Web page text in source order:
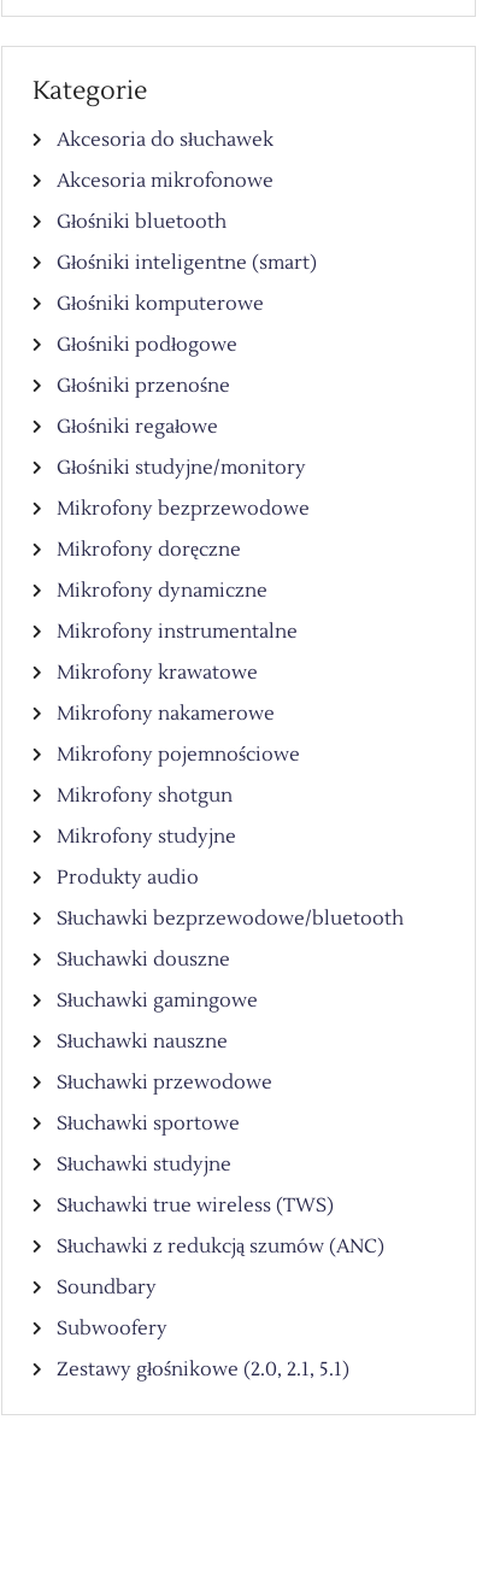
Kategorie
Akcesoria do słuchawek
Akcesoria mikrofonowe
Głośniki bluetooth
Głośniki inteligentne (smart)
Głośniki komputerowe
Głośniki podłogowe
Głośniki przenośne
Głośniki regałowe
Głośniki studyjne/monitory
Mikrofony bezprzewodowe
Mikrofony doręczne
Mikrofony dynamiczne
Mikrofony instrumentalne
Mikrofony krawatowe
Mikrofony nakamerowe
Mikrofony pojemnościowe
Mikrofony shotgun
Mikrofony studyjne
Produkty audio
Słuchawki bezprzewodowe/bluetooth
Słuchawki douszne
Słuchawki gamingowe
Słuchawki nauszne
Słuchawki przewodowe
Słuchawki sportowe
Słuchawki studyjne
Słuchawki true wireless (TWS)
Słuchawki z redukcją szumów (ANC)
Soundbary
Subwoofery
Zestawy głośnikowe (2.0, 2.1, 5.1)